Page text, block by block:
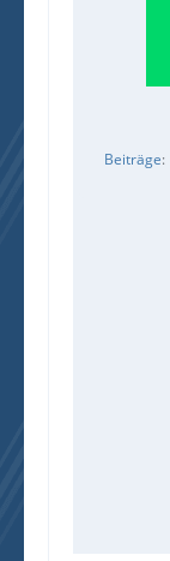
Beiträge